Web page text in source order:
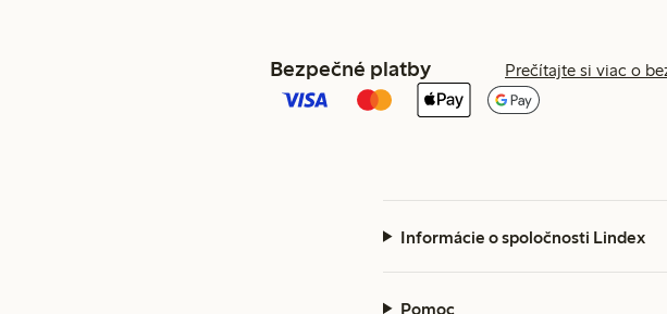
Bezpečné platby Prečítajte si viac o
Informácie o spoločnosti Lindex
Pomoc